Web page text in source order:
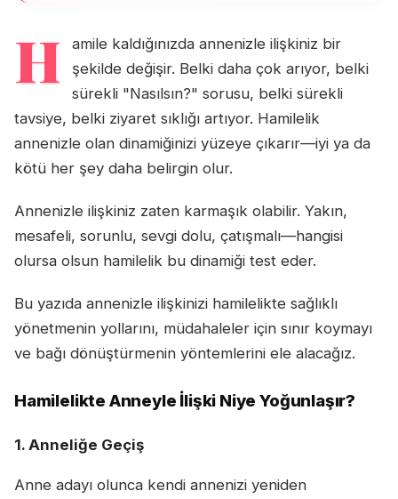
H
amile kaldığınızda annenizle ilişkiniz bir
şekilde değişir. Belki daha çok arıyor, belki
sürekli "Nasılsın?" sorusu, belki sürekli
tavsiye, belki ziyaret sıklığı artıyor. Hamilelik
annenizle olan dinamiğinizi yüzeye çıkarır—iyi ya da
kötü her şey daha belirgin olur.
Annenizle ilişkiniz zaten karmaşık olabilir. Yakın,
mesafeli, sorunlu, sevgi dolu, çatışmalı—hangisi
olursa olsun hamilelik bu dinamiği test eder.
Bu yazıda annenizle ilişkinizi hamilelikte sağlıklı
yönetmenin yollarını, müdahaleler için sınır koymayı
ve bağı dönüştürmenin yöntemlerini ele alacağız.
Hamilelikte Anneyle İlişki Niye Yoğunlaşır?
1. Anneliğe Geçiş
Anne adayı olunca kendi annenizi yeniden